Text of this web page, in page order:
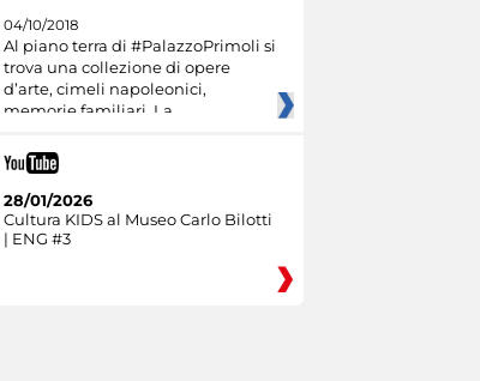
04/10/2018
Al piano terra di #PalazzoPrimoli si
trova una collezione di opere
d’arte, cimeli napoleonici,
memorie familiari. La
28/01/2026
Cultura KIDS al Museo Carlo Bilotti
| ENG #3